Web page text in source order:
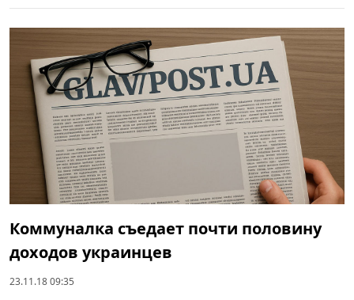
Коммуналка съедает почти половину
доходов украинцев
23.11.18 09:35